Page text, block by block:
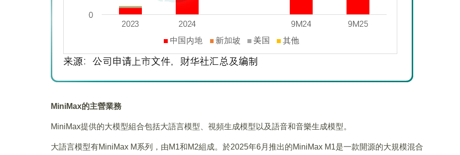
MiniMax的主營業務
MiniMax提供的大模型組合包括大語言模型、視頻生成模型以及語音和音樂生成模型。
大語言模型有MiniMax M系列，由M1和M2組成。於2025年6月推出的MiniMax M1是一款開源的大規模混合